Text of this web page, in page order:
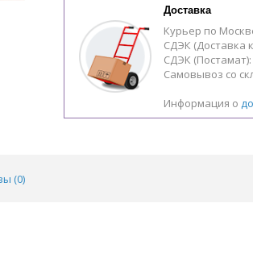
Доставка
Курьер по
СДЭК (Доставка
СДЭК (Постамат):
Самовывоз со
Информация о
(0)